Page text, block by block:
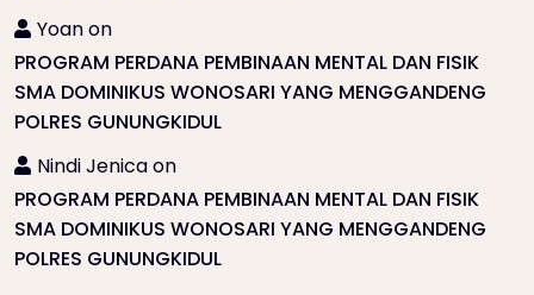
Yoanon
PROGRAM PERDANA PEMBINAAN MENTAL DAN FISIK
SMA DOMINIKUS WONOSARI YANG MENGGANDENG
POLRES GUNUNGKIDUL
Nindi Jenicaon
PROGRAM PERDANA PEMBINAAN MENTAL DAN FISIK
SMA DOMINIKUS WONOSARI YANG MENGGANDENG
POLRES GUNUNGKIDUL